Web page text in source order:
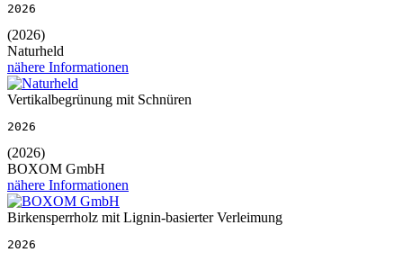
2026
(2026)
Naturheld
nähere Informationen
Vertikalbegrünung mit Schnüren
2026
(2026)
BOXOM GmbH
nähere Informationen
Birkensperrholz mit Lignin-basierter Verleimung
2026